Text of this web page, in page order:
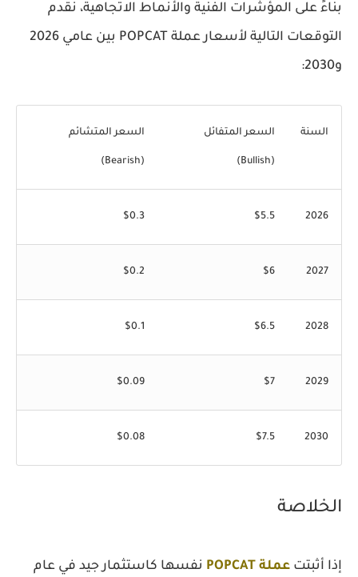
بناءً على المؤشرات الفنية والأنماط الاتجاهية، نقدم
التوقعات التالية لأسعار عملة POPCAT بين عامي 2026
و2030:
السنة السعر المتفائل
(Bullish)
السعر المتشائم
(Bearish)
2026
$5.5
$0.3
2027
$6
$0.2
2028
$6.5
$0.1
2029
$7
$0.09
2030
$7.5
$0.08
الخلاصة
إذا أثبتت عملة POPCAT
نفسها كاستثمار جيد في عام